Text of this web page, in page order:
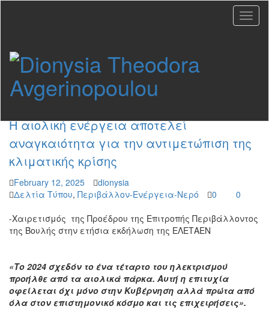
Η αιολική ενέργεια αποτελεί
αναγκαιότητα για την αντιμετώπιση της
κλιματικής κρίσης
February 12, 2025
dionysia
Δελτία Τύπου, Περιβάλλον-Ενέργεια-Νερό 0
0
-Χαιρετισμός της Προέδρου της Επιτροπής Περιβάλλοντος
της Βουλής στην ετήσια εκδήλωση της ΕΛΕΤΑΕΝ
«Το 2024 σχεδόν το ένα τέταρτο του ηλεκτρισμού
προήλθε από τα αιολικά πάρκα. Αυτή η επιτυχία
οφείλεται όχι μόνο στην Κυβέρνηση αλλά πρώτα από
όλα στον επιστημονικό κόσμο και τις επιχειρήσεις».